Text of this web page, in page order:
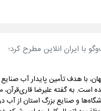
با ایران انلاین مطرح کرد؛
با هدف تأمین پایدار آب
است. به گفته علیرضا قاری‌قرآن،
و صنایع بزرگ استان از آب